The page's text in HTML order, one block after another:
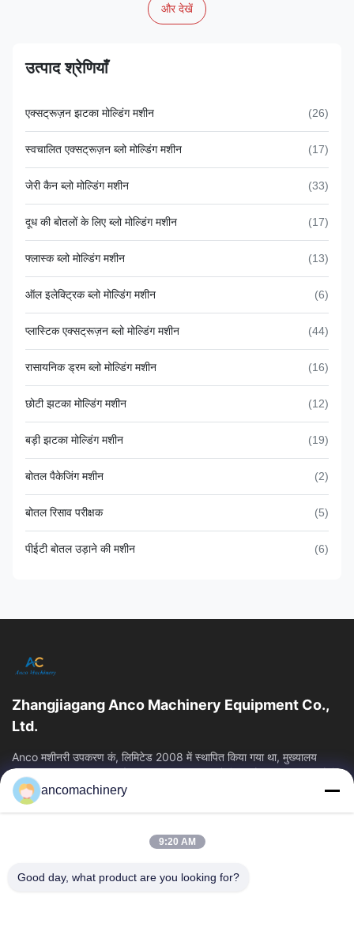
और देखें
उत्पाद श्रेणियाँ
एक्सट्रूज़न झटका मोल्डिंग मशीन (26)
स्वचालित एक्सट्रूज़न ब्लो मोल्डिंग मशीन (17)
जेरी कैन ब्लो मोल्डिंग मशीन (33)
दूध की बोतलों के लिए ब्लो मोल्डिंग मशीन (17)
फ्लास्क ब्लो मोल्डिंग मशीन (13)
ऑल इलेक्ट्रिक ब्लो मोल्डिंग मशीन (6)
प्लास्टिक एक्सट्रूज़न ब्लो मोल्डिंग मशीन (44)
रासायनिक ड्रम ब्लो मोल्डिंग मशीन (16)
छोटी झटका मोल्डिंग मशीन (12)
बड़ी झटका मोल्डिंग मशीन (19)
बोतल पैकेजिंग मशीन (2)
बोतल रिसाव परीक्षक (5)
पीईटी बोतल उड़ाने की मशीन (6)
Zhangjiagang Anco Machinery Equipment Co.,
Ltd.
Anco मशीनरी उपकरण कं, लिमिटेड 2008 में स्थापित किया गया था, मुख्यालय
Zhangjiagang शहर, सुज़ौ शहर, Jiangsu प्रांत में स्थित है। यह एक उद्यम है कि
त्वरित लिंक
हमारे बारे में
फैक्टरी यात्रा
गुणवत्ता नियंत्रण
ancomachinery
9:20 AM
Good day, what product are you looking for?